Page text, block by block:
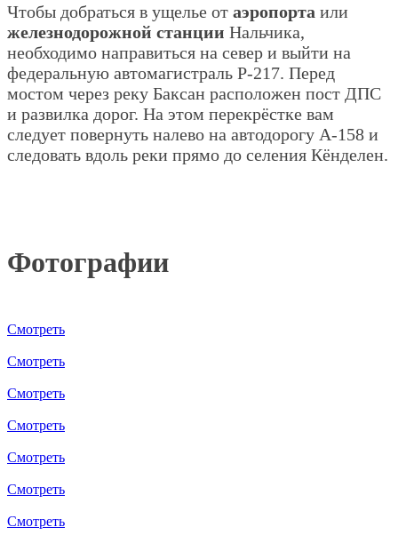
Чтобы добраться в ущелье от аэропорта или
железнодорожной станции Нальчика,
необходимо направиться на север и выйти на
федеральную автомагистраль Р-217. Перед
мостом через реку Баксан расположен пост ДПС
и развилка дорог. На этом перекрёстке вам
следует повернуть налево на автодорогу А-158 и
следовать вдоль реки прямо до селения Кёнделен.
Фотографии
Смотреть
Смотреть
Смотреть
Смотреть
Смотреть
Смотреть
Смотреть